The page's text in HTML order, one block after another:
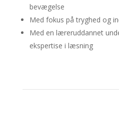
bevægelse
Med fokus på tryghed og
Med en læreruddannet
ekspertise i læsning